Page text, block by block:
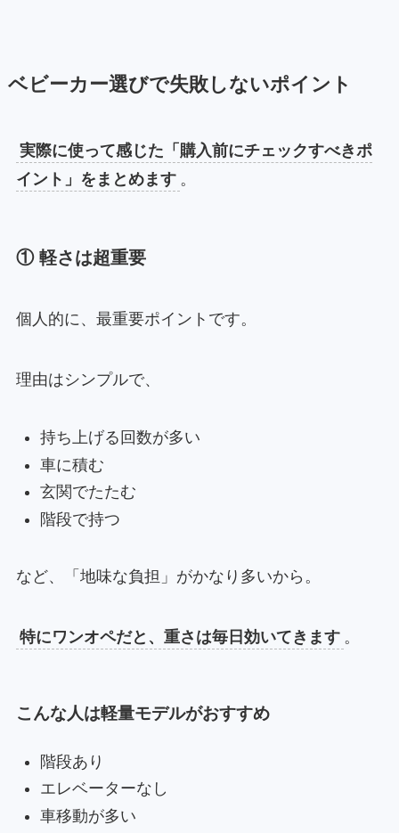
ベビーカー選びで失敗しないポイント
実際に使って感じた「購入前にチェックすべきポ
イント」をまとめます 。
① 軽さは超重要
個人的に、最重要ポイントです。
理由はシンプルで、
持ち上げる回数が多い
車に積む
玄関でたたむ
階段で持つ
など、「地味な負担」がかなり多いから。
特にワンオペだと、重さは毎日効いてきます 。
こんな人は軽量モデルがおすすめ
階段あり
エレベーターなし
車移動が多い